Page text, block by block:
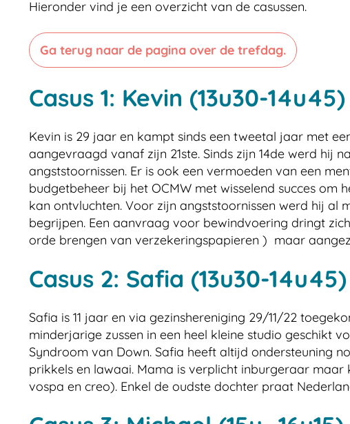
Hieronder vind je een overzicht van de casussen.
Ga terug naar de pagina over de trefdag.
Casus 1: Kevin (13u30-14u45)
Kevin is 29 jaar en kampt sinds een tweetal jaar met
aangevraagd vanaf zijn 21ste. Sinds zijn 14de werd hij
angststoornissen. Er is ook een vermoeden van een
budgetbeheer bij het OCMW met wisselend succes
kan ontvluchten. Voor zijn angststoornissen werd hij
begrijpen. Een aanvraag voor bewindvoering dringt
orde brengen van verzekeringspapieren ) maar
Casus 2: Safia (13u30-14u45)
Safia is 11 jaar en via gezinshereniging 29/11/22
minderjarige zussen in een heel kleine studio geschikt
Syndroom van Down. Safia heeft altijd ondersteuning
prikkels en lawaai. Mama is verplicht inburgeraar
vospa en creo). Enkel de oudste dochter praat